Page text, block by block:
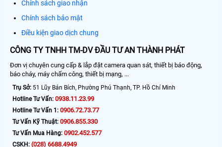
Chính sách giao nhận
Chính sách bảo mật
Điều kiện giao dịch chung
CÔNG TY TNHH TM-DV ĐẦU TƯ AN THÀNH PHÁT
Đơn vị chuyên cung cấp & lắp đặt camera quan sát, thiết bị báo động,
báo cháy, máy chấm công, thiết bị mạng, ...
Trụ Sở: 51 Lũy Bán Bích, Phường Phú Thạnh, TP. Hồ Chí Minh
Hotline Tư Vấn: 0938.11.23.99
Hotline Tư Vấn 1: 0906.72.73.77
Tư Vấn Kỹ Thuật: 0906.855.330
Tư Vấn Mua Hàng: 0902.452.577
CSKH: (028) 6688.4949